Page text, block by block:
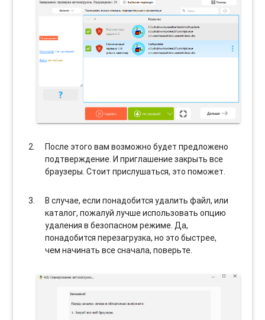
После этого вам возможно будет предложено
подтверждение. И приглашение закрыть все
браузеры. Стоит прислушаться, это поможет.
В случае, если понадобится удалить файл, или
каталог, пожалуй лучше использовать опцию
удаления в безопасном режиме. Да,
понадобится перезагрузка, но это быстрее,
чем начинать все сначала, поверьте.